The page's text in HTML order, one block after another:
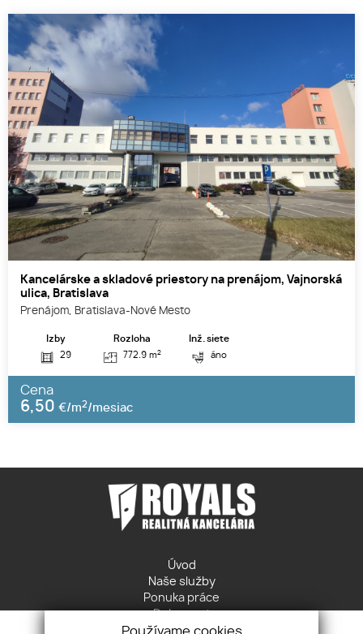
Kancelárske a skladové priestory na prenájom, Vajnorská
ulica, Bratislava
Prenájom, Bratislava-Nové Mesto
Izby
29
Rozloha
772.9 m2
Inž. siete
áno
Cena
6,50 €/m2/mesiac
Úvod
Naše služby
Ponuka práce
Dokument
Ochrana osobných údajov